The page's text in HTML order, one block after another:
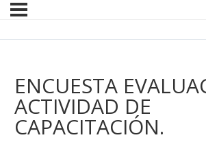
ENCUESTA
ACTIVIDAD DE
CAPACITACIÓN.